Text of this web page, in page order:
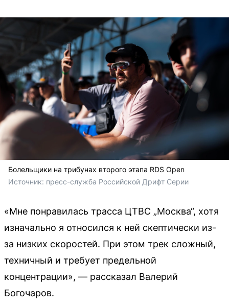
Болельщики на трибунах второго этапа RDS Open
Источник: пресс-служба Российской Дрифт Серии
«Мне понравилась трасса ЦТВС „Москва“, хотя
изначально я относился к ней скептически из-
за низких скоростей. При этом трек сложный,
техничный и требует предельной
концентрации», — рассказал Валерий
Богочаров.